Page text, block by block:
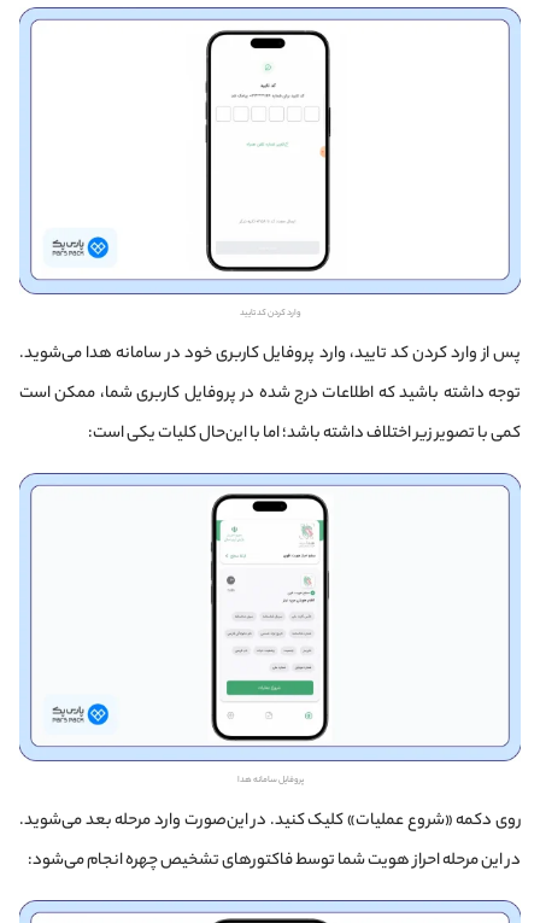
وارد کردن کد تایید
پس از وارد کردن کد تایید، وارد پروفایل کاربری خود در سامانه هدا می‌شوید.
توجه داشته باشید که اطلاعات درج شده در پروفایل کاربری شما، ممکن است
کمی با تصویر زیر اختلاف داشته باشد؛ اما با این‌حال کلیات یکی است:
پروفایل سامانه هدا
روی دکمه «شروع عملیات» کلیک کنید. در این‌صورت وارد مرحله بعد می‌شوید.
در این مرحله احراز هویت شما توسط فاکتورهای تشخیص چهره انجام می‌شود: